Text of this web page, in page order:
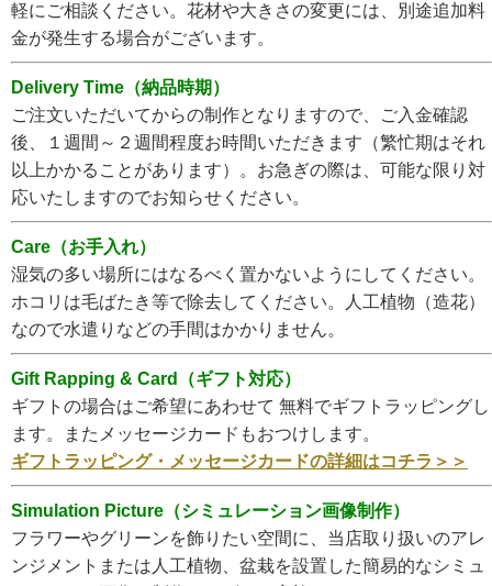
軽にご相談ください。花材や大きさの変更には、別途追加料
金が発生する場合がございます。
Delivery Time（納品時期）
ご注文いただいてからの制作となりますので、ご入金確認
後、１週間～２週間程度お時間いただきます（繁忙期はそれ
以上かかることがあります）。お急ぎの際は、可能な限り対
応いたしますのでお知らせください。
Care（お手入れ）
湿気の多い場所にはなるべく置かないようにしてください。
ホコリは毛ばたき等で除去してください。人工植物（造花）
なので水遣りなどの手間はかかりません。
Gift Rapping & Card（ギフト対応）
ギフトの場合はご希望にあわせて 無料でギフトラッピングし
ます。またメッセージカードもおつけします。
ギフトラッピング・メッセージカードの詳細はコチラ＞＞
Simulation Picture（シミュレーション画像制作）
フラワーやグリーンを飾りたい空間に、当店取り扱いのアレ
ンジメントまたは人工植物、盆栽を設置した簡易的なシミュ